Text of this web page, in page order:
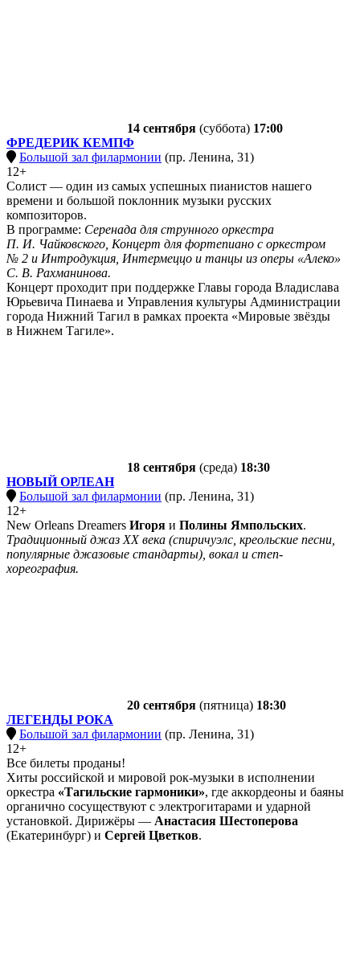
14 сентября (суббота) 17:00
ФРЕДЕРИК КЕМПФ
Большой зал филармонии (пр. Ленина, 31)
12+
Солист — один из самых успешных пианистов нашего
времени и большой поклонник музыки русских
композиторов.
В программе: Серенада для струнного оркестра
П. И. Чайковского, Концерт для фортепиано с оркестром
№ 2 и Интродукция, Интермеццо и танцы из оперы «Алеко»
С. В. Рахманинова.
Концерт проходит при поддержке Главы города Владислава
Юрьевича Пинаева и Управления культуры Администрации
города Нижний Тагил в рамках проекта «Мировые звёзды
в Нижнем Тагиле».
18 сентября (среда) 18:30
НОВЫЙ ОРЛЕАН
Большой зал филармонии (пр. Ленина, 31)
12+
New Orleans Dreamers Игоря и Полины Ямпольских.
Традиционный джаз ХХ века (спиричуэлс, креольские песни,
популярные джазовые стандарты), вокал и степ-
хореография.
20 сентября (пятница) 18:30
ЛЕГЕНДЫ РОКА
Большой зал филармонии (пр. Ленина, 31)
12+
Все билеты проданы!
Хиты российской и мировой рок-музыки в исполнении
оркестра «Тагильские гармоники», где аккордеоны и баяны
органично сосуществуют с электрогитарами и ударной
установкой. Дирижёры — Анастасия Шестоперова
(Екатеринбург) и Сергей Цветков.